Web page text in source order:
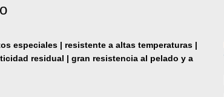
especiales | resistente a altas temperaturas |
residual | gran resistencia al pelado y a